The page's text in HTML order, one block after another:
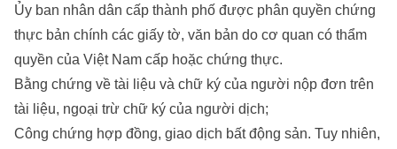
Ủy ban nhân dân cấp thành phố được phân quyền chứng
thực bản chính các giấy tờ, văn bản do cơ quan có thẩm
quyền của Việt Nam cấp hoặc chứng thực.
Bằng chứng về tài liệu và chữ ký của người nộp đơn trên
tài liệu, ngoại trừ chữ ký của người dịch;
Công chứng hợp đồng, giao dịch bất động sản. Tuy nhiên,